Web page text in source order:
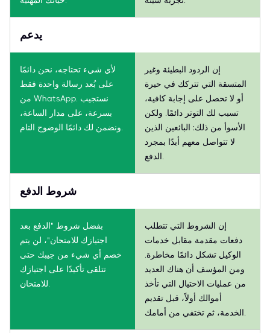
يدعم
لأي شيء تحتاجه، نحن دائمًا
على بُعد رسالة واحدة فقط
من WhatsApp. نستجيب
بسرعة، على مدار الساعة،
إن الردود البطيئة وغير
المتسقة التي تتركك في حيرة
أو لا تحصل على إجابة كافية،
تسبب لك التوتر دائمًا. ولكن
الأسوأ من ذلك: البائعين الذين
لا تتواصل معهم أبدًا بمجرد
شروط الدفع
بفضل شروط "الدفع بعد
اجتيازك للامتحان"، لن يتم
خصم أي شيء من جيبك حتى
تتلقى تأكيدًا على اجتيازك
إن الشروط التي تتطلب
دفعات مقدمة مقابل خدمات
الوكيل تشكل دائمًا مخاطرة.
ومن المؤسف أن هناك العديد
من عمليات الاحتيال التي تأخذ
أموالك أولاً، قبل تقديم